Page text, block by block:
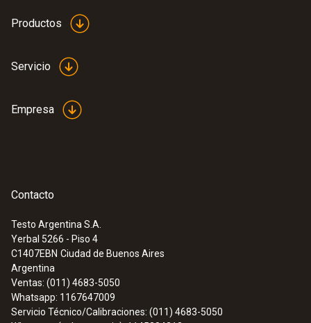
:0563 0465
Productos
Servicio
Empresa
Contacto
Testo Argentina S.A.
Yerbal 5266 - Piso 4
C1407EBN Ciudad de Buenos Aires
Argentina
Ventas: (011) 4683-5050
Whatsapp: 1167647009
Servicio Técnico/Calibraciones: (011) 4683-5050